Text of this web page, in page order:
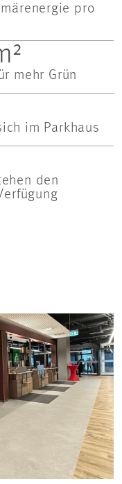
pro
mehr Grün
im Parkhaus
den